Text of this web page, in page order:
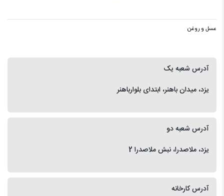
عسل و روغن
آدرس شعبه یک
یزد، میدان باهنر، ابتدای بلوارباهنر
آدرس شعبه دو
یزد، ملاصدرا، نبش ملاصدرا 2
آدرس کارخانه